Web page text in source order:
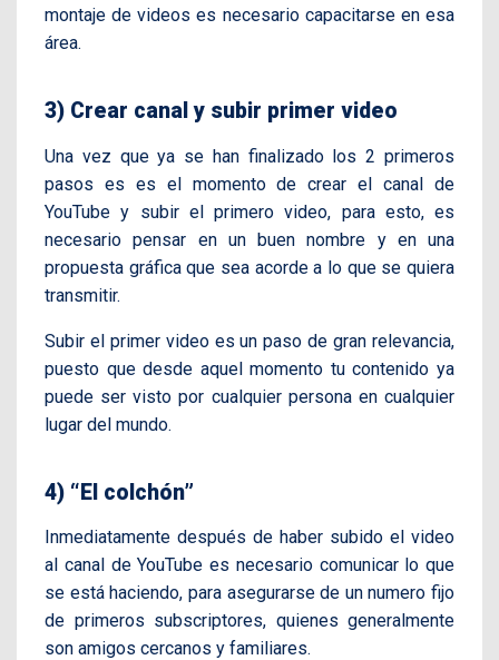
montaje de videos es necesario capacitarse en esa
área.
3) Crear canal y subir primer video
Una vez que ya se han finalizado los 2 primeros
pasos es es el momento de crear el canal de
YouTube y subir el primero video, para esto, es
necesario pensar en un buen nombre y en una
propuesta gráfica que sea acorde a lo que se quiera
transmitir.
Subir el primer video es un paso de gran relevancia,
puesto que desde aquel momento tu contenido ya
puede ser visto por cualquier persona en cualquier
lugar del mundo.
4) “El colchón”
Inmediatamente después de haber subido el video
al canal de YouTube es necesario comunicar lo que
se está haciendo, para asegurarse de un numero fijo
de primeros subscriptores, quienes generalmente
son amigos cercanos y familiares.